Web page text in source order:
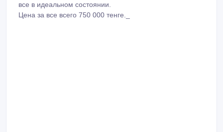
все в идеальном состоянии.
Цена за все всего 750 000 тенге._